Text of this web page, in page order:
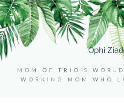
Ophi
MOM OF TRIO’S
WORKING MOM WHO